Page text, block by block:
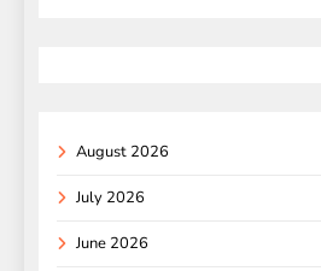
August 2026
July 2026
June 2026